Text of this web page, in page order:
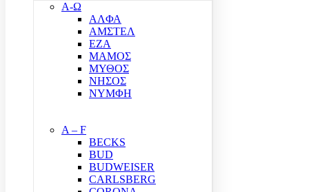
Α-Ω
ΑΛΦΑ
ΑΜΣΤΕΛ
ΕΖΑ
ΜΑΜΟΣ
ΜΥΘΟΣ
ΝΗΣΟΣ
ΝΥΜΦΗ
A – F
BECKS
BUD
BUDWEISER
CARLSBERG